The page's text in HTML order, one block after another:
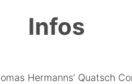
Infos
Hermanns’ Quatsch